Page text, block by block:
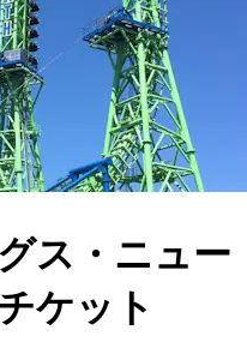
ス・ニュー
ケット